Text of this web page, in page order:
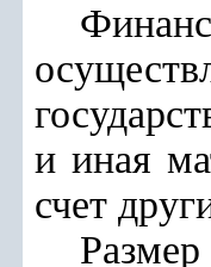
и иная
счет